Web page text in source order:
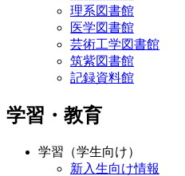
理系図書館
医学図書館
芸術工学図書館
筑紫図書館
記録資料館
学習・教育
学習（学生向け）
新入生向け情報